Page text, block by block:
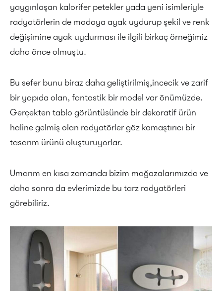
yaygınlaşan kalorifer petekler yada yeni isimleriyle
radyotörlerin de modaya ayak uydurup şekil ve renk
değişimine ayak uydurması ile ilgili birkaç örneğimiz
daha önce olmuştu.
Bu sefer bunu biraz daha geliştirilmiş,incecik ve zarif
bir yapıda olan, fantastik bir model var önümüzde.
Gerçekten tablo görüntüsünde bir dekoratif ürün
haline gelmiş olan radyatörler göz kamaştırıcı bir
tasarım ürünü oluşturuyorlar.
Umarım en kısa zamanda bizim mağazalarımızda ve
daha sonra da evlerimizde bu tarz radyatörleri
görebiliriz.